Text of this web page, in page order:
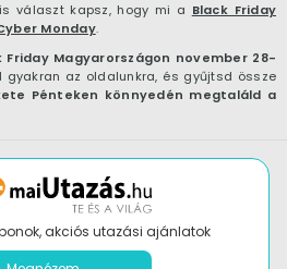
választ kapsz, hogy mi a Black Friday
Monday.
Friday Magyarországon november 28-
az oldalunkra, és gyűjtsd össze
Pénteken könnyedén megtaláld a
akciós utazási ajánlatok